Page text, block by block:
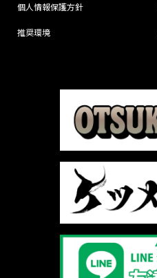
個人情報保護方針
推奨環境